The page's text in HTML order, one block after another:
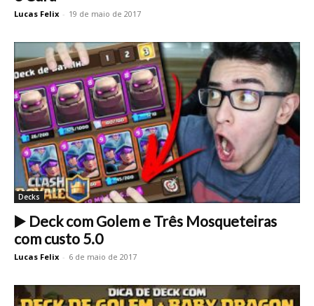
Lucas Felix - 19 de maio de 2017
Decks
▶️ Deck com Golem e Três Mosqueteiras
com custo 5.0
Lucas Felix - 6 de maio de 2017